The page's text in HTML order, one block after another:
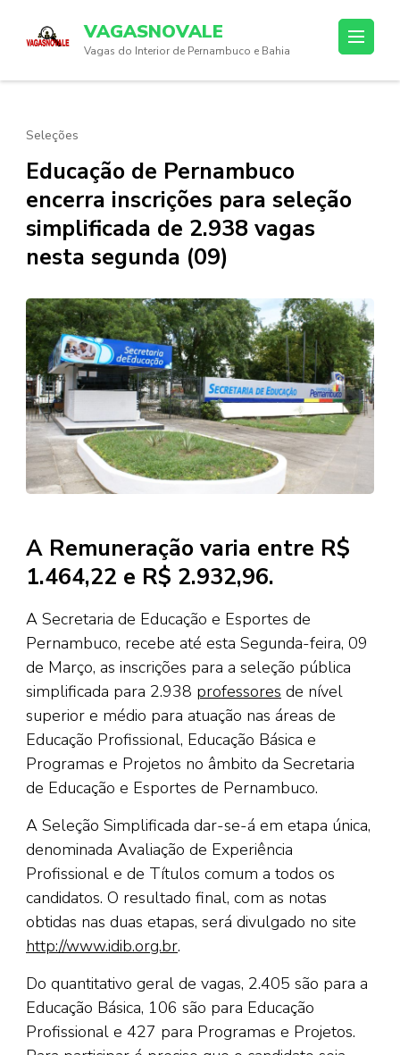
(Press
VAGASNOVALE
Vagas do Interior de Pernambuco e Bahia
Seleções
Educação de Pernambuco
encerra inscrições para seleção
simplificada de 2.938 vagas
nesta segunda (09)
A Remuneração varia entre R$
1.464,22 e R$ 2.932,96.
A Secretaria de Educação e Esportes de
Pernambuco, recebe até esta Segunda-feira, 09
de Março, as inscrições para a seleção pública
simplificada para 2.938 professores de nível
superior e médio para atuação nas áreas de
Educação Profissional, Educação Básica e
Programas e Projetos no âmbito da Secretaria
de Educação e Esportes de Pernambuco.
A Seleção Simplificada dar-se-á em etapa única,
denominada Avaliação de Experiência
Profissional e de Títulos comum a todos os
candidatos. O resultado final, com as notas
obtidas nas duas etapas, será divulgado no site
http://www.idib.org.br.
Do quantitativo geral de vagas, 2.405 são para a
Educação Básica, 106 são para Educação
Profissional e 427 para Programas e Projetos.